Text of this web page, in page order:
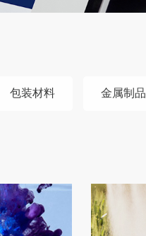
包装材料 金属制品